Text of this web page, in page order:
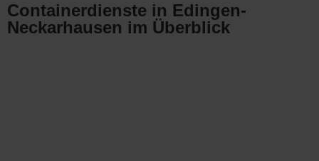
Containerdienste in Edingen-
Neckarhausen im Überblick